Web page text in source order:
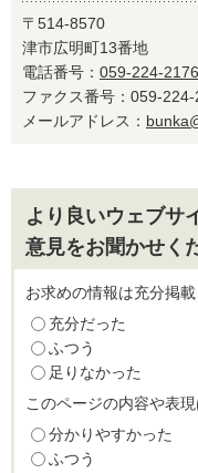
〒514-8570
津市広明町13番地
電話番号： 059-224-2176
ファクス番号：059-
メールアドレス：
より良いウェブサ
意見をお聞かせく
お求めの情報は充分掲
充分だった
ふつう
足りなかった
このページの内容や表
分かりやすかった
ふつう